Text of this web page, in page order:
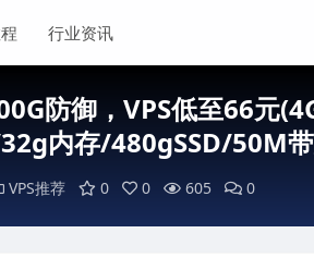
行业资讯
防御，VPS低至66元
内存/480gSSD/50M
VPS推荐 0 0 605 0